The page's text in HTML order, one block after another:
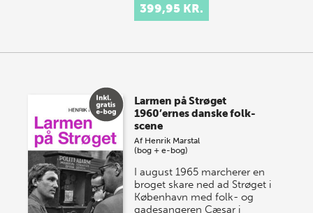
399,95 KR.
Larmen på Strøget
1960’ernes danske folk-
scene
Af Henrik Marstal
(bog + e-bog)
I august 1965 marcherer en
broget skare ned ad Strøget i
København med folk- og
gadesangeren Cæsar i